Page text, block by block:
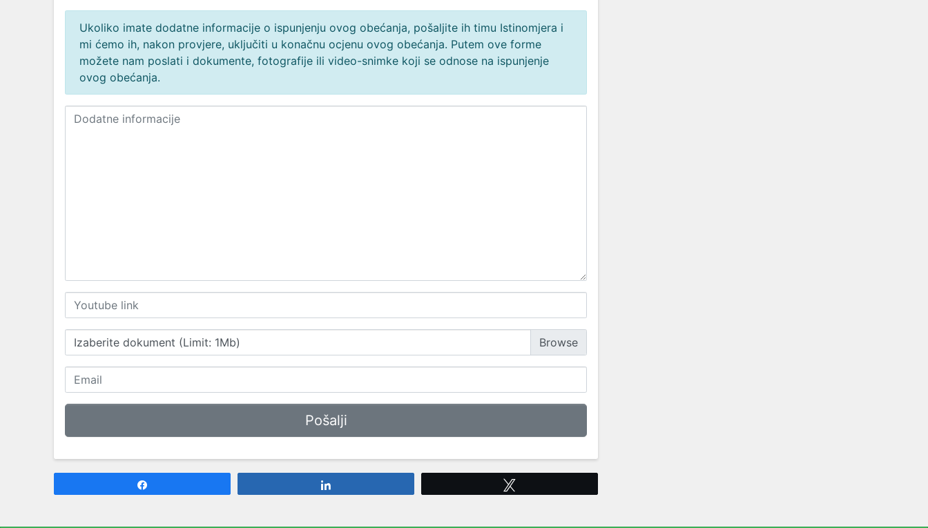
Ukoliko imate dodatne informacije o ispunjenju ovog obećanja, pošaljite ih timu Istinomjera i
mi ćemo ih, nakon provjere, uključiti u konačnu ocjenu ovog obećanja. Putem ove forme
možete nam poslati i dokumente, fotografije ili video-snimke koji se odnose na ispunjenje
ovog obećanja.
Izaberite dokument (Limit: 1Mb)